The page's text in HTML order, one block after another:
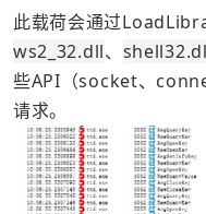
此载荷会通过
ws2_32.dll、
些API（socket、
请求。